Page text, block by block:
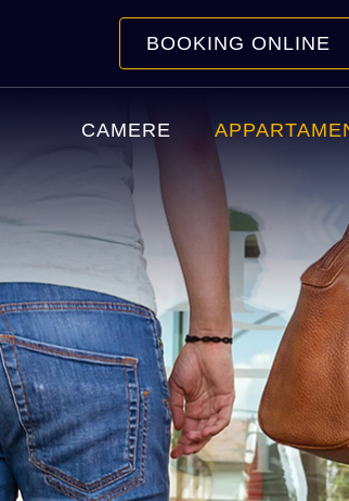
BOOKING ONLINE
CAMERE